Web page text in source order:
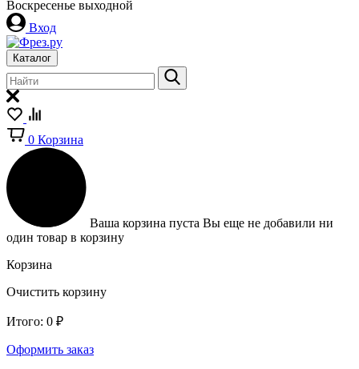
Воскресенье выходной
Вход
Каталог
0 Корзина
Ваша корзина пуста Вы еще не добавили ни
один товар в корзину
Корзина
Очистить корзину
Итого: 0 ₽
Оформить заказ